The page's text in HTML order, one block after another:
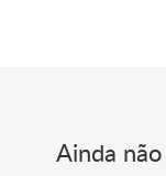
Ainda